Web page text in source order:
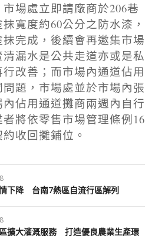
場處立即請廠商於206巷
寬度約60公分之防水漆，
抹完成，後續會再邀集市場
漏水是公共走道亦或是私
改善；而市場內通道佔用
題，市場處並於市場內張
佔用通道攤商兩週內自行
將依零售市場管理條例16
收回攤鋪位。
下降 台南7熱區自流行區解列
擴大灌溉服務 打造優良農業生產環